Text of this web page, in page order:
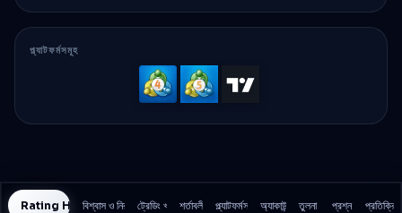
প্ল্যাটফর্মসমূহ
MetaTrader
4
MetaTrader
Rating Historyবিশ্বাস ও নিরাপত্তাট্রেডিং খরচ শর্তাবলী প্ল্যাটফর্মসমূহ অ্যাকাউন্ট তুলনা প্রশ্ন প্রতিক্রিয়া